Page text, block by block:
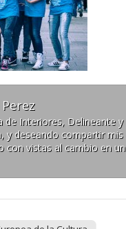
de Interiores, Delineante
y deseando compartir
con vistas al cambio en